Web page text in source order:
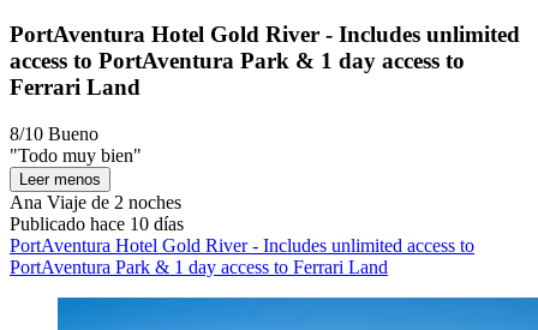
PortAventura Hotel Gold River - Includes unlimited
access to PortAventura Park & 1 day access to
Ferrari Land
8/10 Bueno
"Todo muy bien"
Leer menos
Ana Viaje de 2 noches
Publicado hace 10 días
PortAventura Hotel Gold River - Includes unlimited access to
PortAventura Park & 1 day access to Ferrari Land